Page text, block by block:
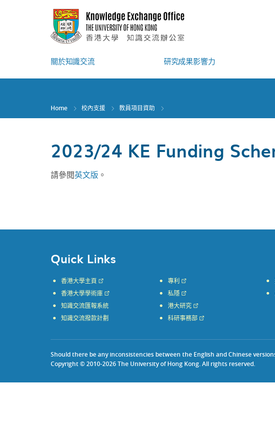
關於知識交流 研究成果影響力
Home 校內支援 教員項目資助
2023/24 KE Funding
請參閱英文版 。
Quick Links
香港大學主頁
香港大學學術庫
知識交流匯報系統
知識交流撥款計劃
專利
私隱
港大研究
科研事務部
Should there be any inconsistencies between the English and Chinese
Copyright © 2010-2026 The University of Hong Kong. All rights reserved.